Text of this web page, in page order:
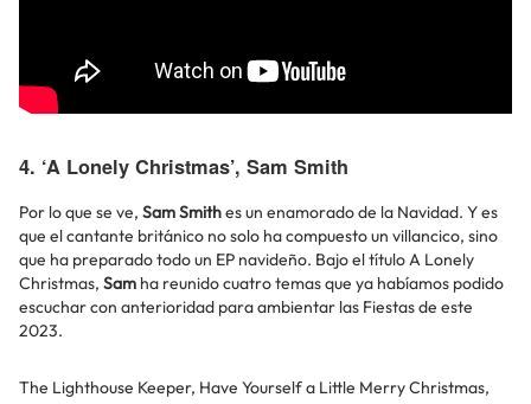
4. ‘A Lonely Christmas’, Sam Smith
Por lo que se ve, Sam Smithes un enamorado de la Navidad. Y es
que el cantante británico no solo ha compuesto un villancico, sino
que ha preparado todo un EP navideño. Bajo el título A Lonely
Christmas, Sam ha reunido cuatro temas que ya habíamos podido
escuchar con anterioridad para ambientar las Fiestas de este
2023.
The Lighthouse Keeper, Have Yourself a Little Merry Christmas,